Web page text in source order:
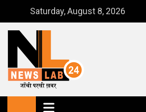
content
Saturday, August 8, 2026
NewsLab24
जाँची परखी ख़बर